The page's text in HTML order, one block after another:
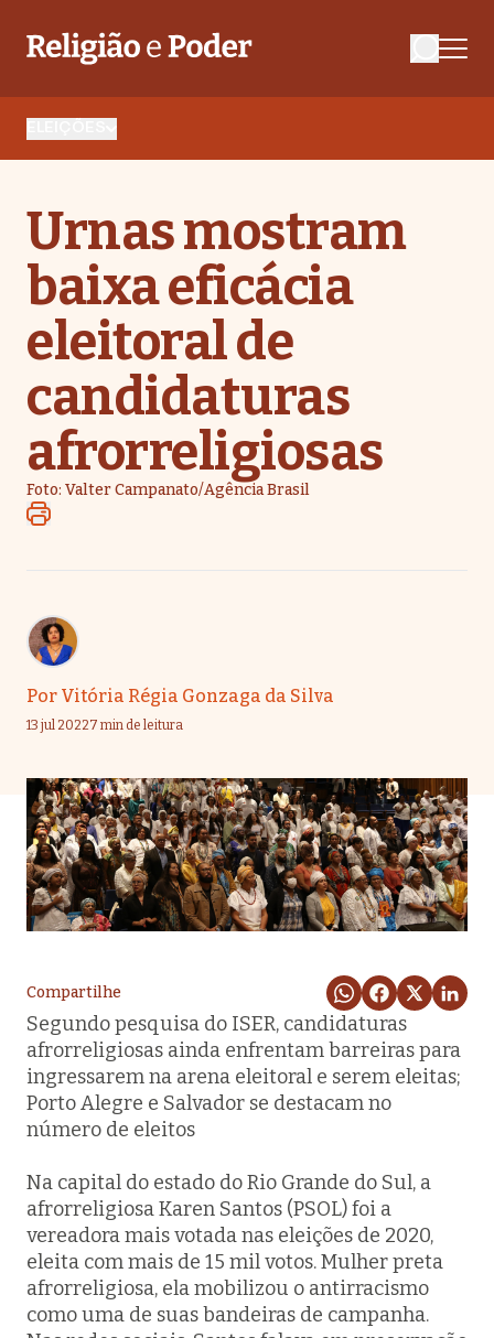
Urnas mostram
baixa eficácia
eleitoral de
candidaturas
afrorreligiosas
Foto: Valter Campanato/Agência Brasil
Por Vitória Régia Gonzaga da Silva
13 jul 20227 min de leitura
Compartilhe
Segundo pesquisa do ISER, candidaturas
afrorreligiosas ainda enfrentam barreiras para
ingressarem na arena eleitoral e serem eleitas;
Porto Alegre e Salvador se destacam no
número de eleitos
Na capital do estado do Rio Grande do Sul, a
afrorreligiosa Karen Santos (PSOL) foi a
vereadora mais votada nas eleições de 2020,
eleita com mais de 15 mil votos. Mulher preta
afrorreligiosa, ela mobilizou o antirracismo
como uma de suas bandeiras de campanha.